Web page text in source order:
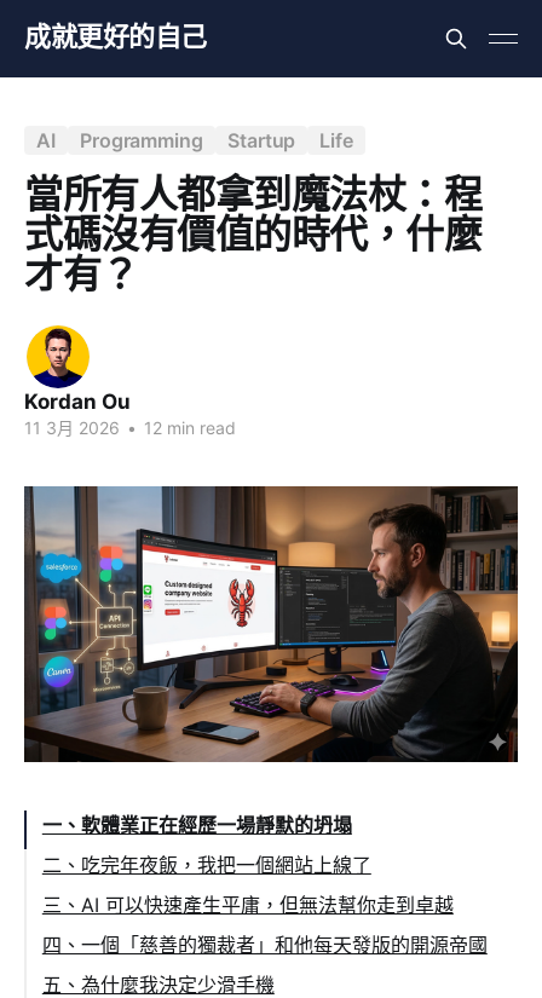
成就更好的自己
AI Programming Startup Life
當所有人都拿到魔法杖：程
式碼沒有價值的時代，什麼
才有？
Kordan Ou
11 3月 2026 • 12 min read
一、軟體業正在經歷一場靜默的坍塌
二、吃完年夜飯，我把一個網站上線了
三、AI 可以快速產生平庸，但無法幫你走到卓越
四、一個「慈善的獨裁者」和他每天發版的開源帝國
五、為什麼我決定少滑手機